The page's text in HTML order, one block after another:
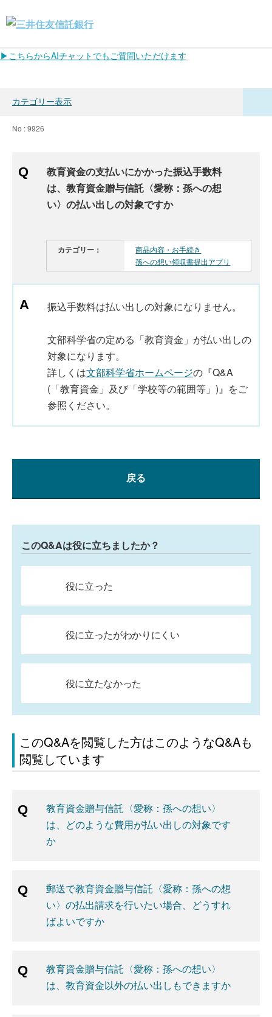
▶こちらからAIチャットでもご質問いただけます
カテゴリー表示
No : 9926
教育資金の支払いにかかった振込手数料
は、教育資金贈与信託〈愛称：孫への想
い〉の払い出しの対象ですか
カテゴリー：
商品内容・お手続き
孫への想い領収書提出アプリ
振込手数料は払い出しの対象になりません。
文部科学省の定める「教育資金」が払い出しの
対象になります。
詳しくは文部科学省ホームページの『Q&A
(「教育資金」及び「学校等の範囲等」)』をご
参照ください。
戻る
このQ&Aは役に立ちましたか？
役に立った
役に立ったがわかりにくい
役に立たなかった
このQ&Aを閲覧した方はこのようなQ&Aも
閲覧しています
教育資金贈与信託〈愛称：孫への想い〉
は、どのような費用が払い出しの対象です
か
郵送で教育資金贈与信託〈愛称：孫への想
い〉の払出請求を行いたい場合、どうすれ
ばよいですか
教育資金贈与信託〈愛称：孫への想い〉
は、教育資金以外の払い出しもできますか